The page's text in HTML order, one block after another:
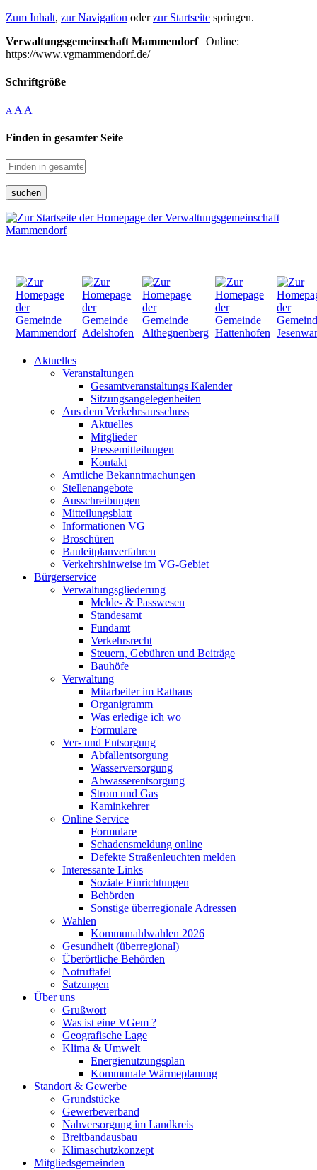
Zum Inhalt, zur Navigation oderzur Startseite springen.
Verwaltungsgemeinschaft Mammendorf| Online:
https://www.vgmammendorf.de/
Schriftgröße
A A A
Finden in gesamter Seite
suchen
Aktuelles
Veranstaltungen
Gesamtveranstaltungs Kalender
Sitzungsangelegenheiten
Aus dem Verkehrsausschuss
Aktuelles
Mitglieder
Pressemitteilungen
Kontakt
Amtliche Bekanntmachungen
Stellenangebote
Ausschreibungen
Mitteilungsblatt
Informationen VG
Broschüren
Bauleitplanverfahren
Verkehrshinweise im VG-Gebiet
Bürgerservice
Verwaltungsgliederung
Melde- & Passwesen
Standesamt
Fundamt
Verkehrsrecht
Steuern, Gebühren und Beiträge
Bauhöfe
Verwaltung
Mitarbeiter im Rathaus
Organigramm
Was erledige ich wo
Formulare
Ver- und Entsorgung
Abfallentsorgung
Wasserversorgung
Abwasserentsorgung
Strom und Gas
Kaminkehrer
Online Service
Formulare
Schadensmeldung online
Defekte Straßenleuchten melden
Interessante Links
Soziale Einrichtungen
Behörden
Sonstige überregionale Adressen
Wahlen
Kommunahlwahlen 2026
Gesundheit (überregional)
Überörtliche Behörden
Notruftafel
Satzungen
Über uns
Grußwort
Was ist eine VGem ?
Geografische Lage
Klima & Umwelt
Energienutzungsplan
Kommunale Wärmeplanung
Standort & Gewerbe
Grundstücke
Gewerbeverband
Nahversorgung im Landkreis
Breitbandausbau
Klimaschutzkonzept
Mitgliedsgemeinden